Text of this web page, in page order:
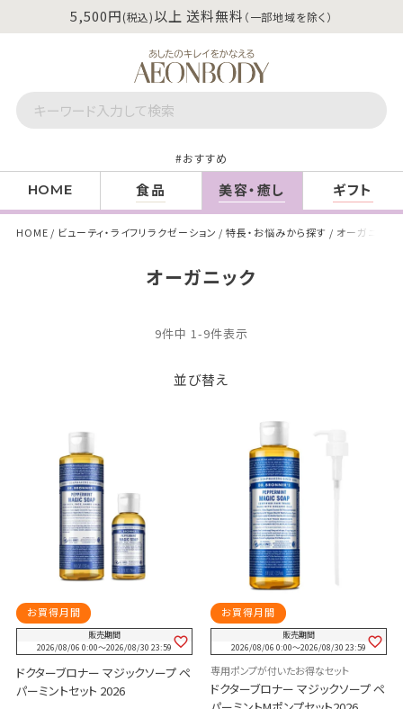
5,500円(税込)以上 送料無料 （一部地域を除く）
おすすめ
HOME 食品 美容・癒し ギフト
HOME ビューティ・ライフリラクゼーション 特長・お悩みから探す オーガニック
オーガニック
並び替え
9件中 1 -9件表示
お買得月間
販売期間
2026/08/06 0:00〜2026/08/30 23:59
ドクターブロナー マジックソープ ペ
パーミントセット 2026
お買得月間
販売期間
2026/08/06 0:00〜2026/08/30 23:59
専用ポンプが付いたお得なセット
ドクターブロナー マジックソープ ペ